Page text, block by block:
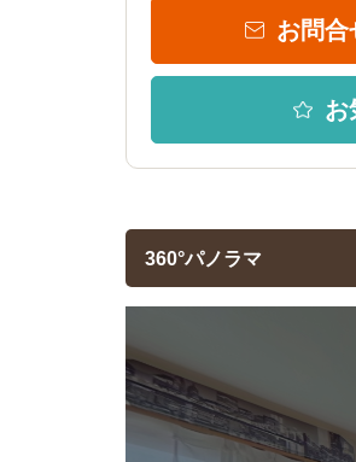
お問合
お
360°パノラマ